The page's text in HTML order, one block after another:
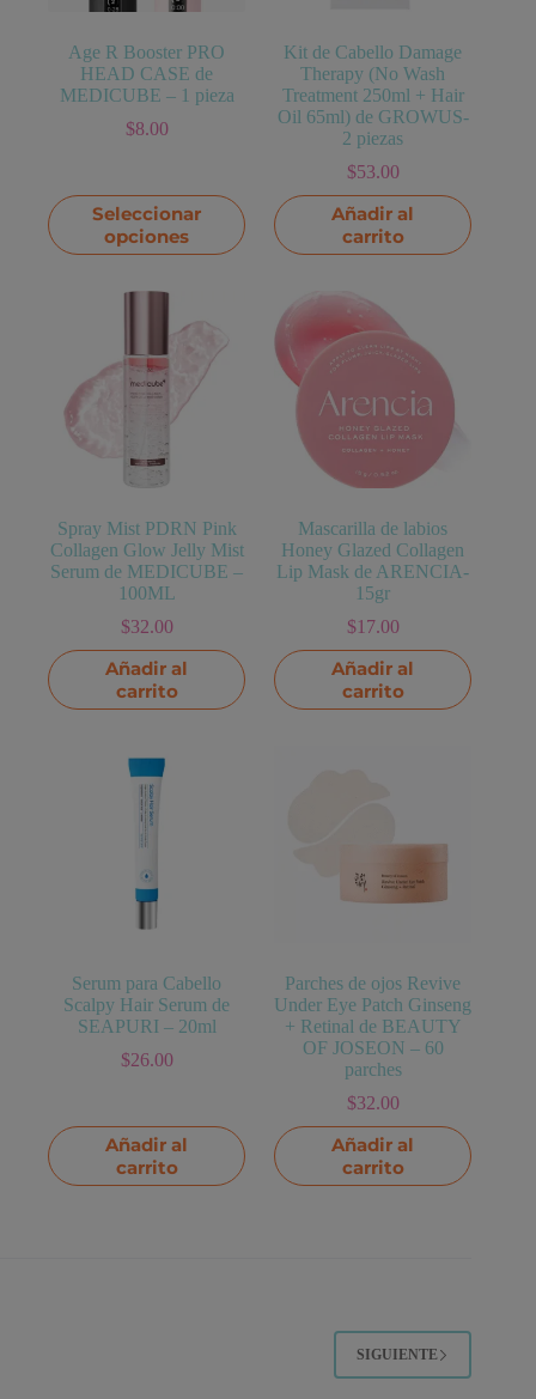
Age R Booster PRO
HEAD CASE de
MEDICUBE – 1 pieza
$8.00
Seleccionar
opciones
Este
producto
tiene
variantes.
opciones
se
pueden
elegir
página
de
Kit de Cabello Damage
Therapy (No Wash
Treatment 250ml + Hair
Oil 65ml) de GROWUS-
2 piezas
$53.00
Añadir al
carrito
Spray Mist PDRN Pink
Collagen Glow Jelly Mist
Serum de MEDICUBE –
100ML
$32.00
Añadir al
carrito
Mascarilla de labios
Honey Glazed Collagen
Lip Mask de ARENCIA-
15gr
$17.00
Añadir al
carrito
Serum para Cabello
Scalpy Hair Serum de
SEAPURI – 20ml
$26.00
Añadir al
carrito
Parches de ojos Revive
Under Eye Patch Ginseng
+ Retinal de BEAUTY
OF JOSEON – 60
parches
$32.00
Añadir al
carrito
SIGUIENTE